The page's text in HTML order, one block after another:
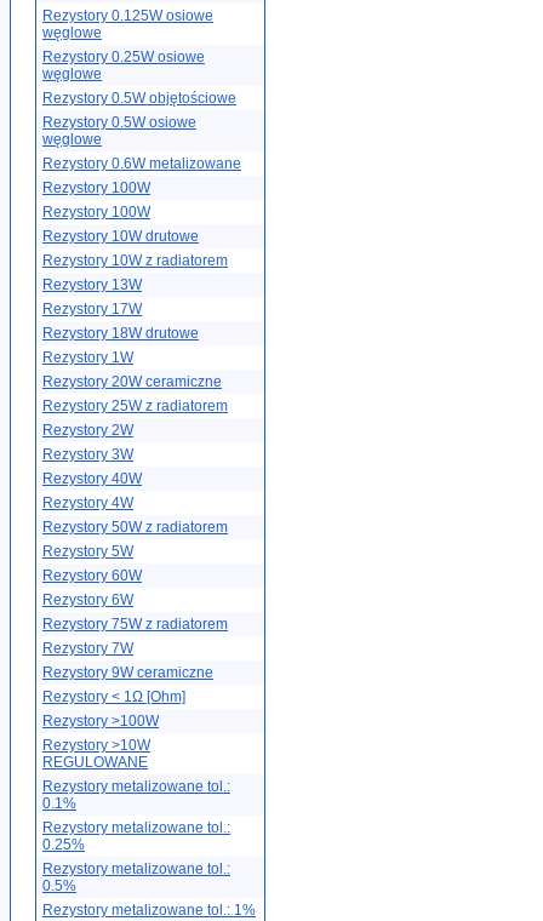
Rezystory 0.125W osiowe
węglowe
Rezystory 0.25W osiowe
węglowe
Rezystory 0.5W objętościowe
Rezystory 0.5W osiowe
węglowe
Rezystory 0.6W metalizowane
Rezystory 100W
Rezystory 100W
Rezystory 10W drutowe
Rezystory 10W z radiatorem
Rezystory 13W
Rezystory 17W
Rezystory 18W drutowe
Rezystory 1W
Rezystory 20W ceramiczne
Rezystory 25W z radiatorem
Rezystory 2W
Rezystory 3W
Rezystory 40W
Rezystory 4W
Rezystory 50W z radiatorem
Rezystory 5W
Rezystory 60W
Rezystory 6W
Rezystory 75W z radiatorem
Rezystory 7W
Rezystory 9W ceramiczne
Rezystory < 1Ω [Ohm]
Rezystory >100W
Rezystory >10W
REGULOWANE
Rezystory metalizowane tol.:
0.1%
Rezystory metalizowane tol.:
0.25%
Rezystory metalizowane tol.:
0.5%
Rezystory metalizowane tol.: 1%